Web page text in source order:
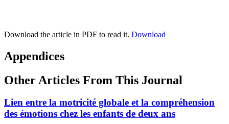
Download the article in PDF to read it. Download
Appendices
Other Articles From This Journal
Lien entre la motricité globale et la compréhension
des émotions chez les enfants de deux ans